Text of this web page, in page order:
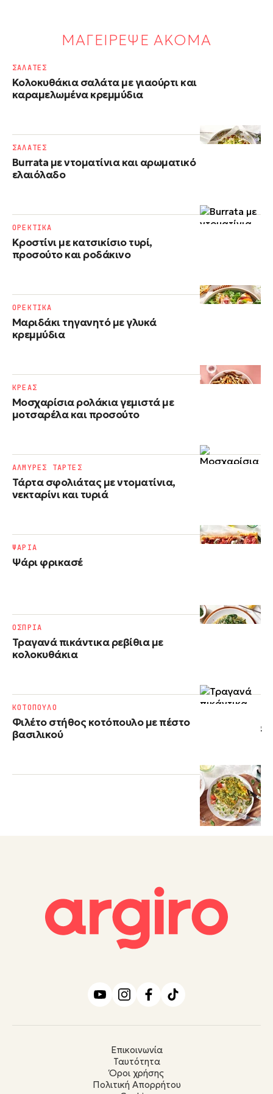
ΜΑΓΕΙΡΕΨΕ ΑΚΟΜΑ
Κολοκυθάκια σαλάτα με γιαούρτι και
καραμελωμένα κρεμμύδια
ΣΑΛΑΤΕΣ
Burrata με ντοματίνια και αρωματικό
ελαιόλαδο
ΣΑΛΑΤΕΣ
Κροστίνι με κατσικίσιο τυρί,
προσούτο και ροδάκινο
ΟΡΕΚΤΙΚΑ
Μαριδάκι τηγανητό με γλυκά
κρεμμύδια
ΟΡΕΚΤΙΚΑ
Μοσχαρίσια ρολάκια γεμιστά με
μοτσαρέλα και προσούτο
ΚΡΕΑΣ
Τάρτα σφολιάτας με ντοματίνια,
νεκταρίνι και τυριά
ΑΛΜΥΡΕΣ ΤΑΡΤΕΣ
Ψάρι φρικασέ
ΨΑΡΙΑ
Τραγανά πικάντικα ρεβίθια με
κολοκυθάκια
ΟΣΠΡΙΑ
Φιλέτο στήθος κοτόπουλο με πέστο
βασιλικού
ΚΟΤΟΠΟΥΛΟ
Επικοινωνία
Ταυτότητα
Όροι χρήσης
Πολιτική Απορρήτου